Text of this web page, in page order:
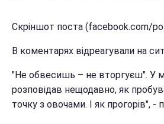
Скріншот поста (facebook.com/
В коментарях відреагували на
"Не обвесишь – не вторгуєш". У
розповідав нещодавно, як
точку з овочами. І як прогорів",